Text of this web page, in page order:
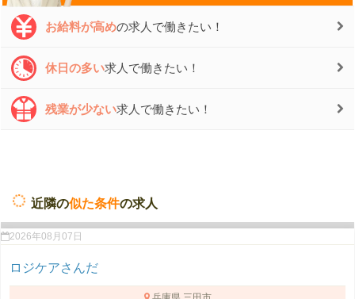
お給料が高めの求人で働きたい！
休日の多い求人で働きたい！
残業が少ない求人で働きたい！
近隣の似た条件の求人
2026年08月07日
ロジケアさんだ